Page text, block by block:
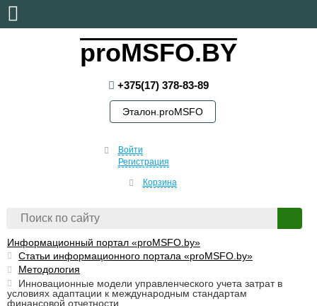
proMSFO.BY
+375(17) 378-83-89
Эталон.proMSFO
Войти
Регистрация
Корзина
Информационный портал «proMSFO.by»
Статьи информационного портала «proMSFO.by»
Методология
Инновационные модели управленческого учета затрат в
условиях адаптации к международным стандартам
финансовой отчетности